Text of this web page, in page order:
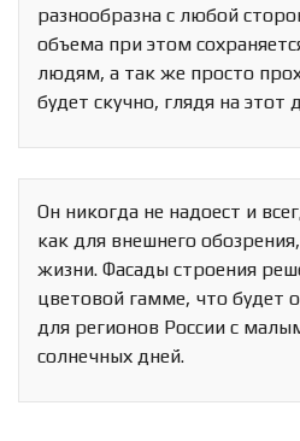
разнообразна с любой
объема при этом
людям, а так же просто
будет скучно, глядя на этот
Он никогда не надоест и
как для внешнего
жизни. Фасады строения
цветовой гамме, что будет
для регионов России с
солнечных дней.